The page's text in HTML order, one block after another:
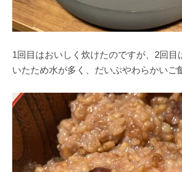
1回目はおいしく炊けたのですが、2回目
いたため水が多く、だいぶやわらかいご